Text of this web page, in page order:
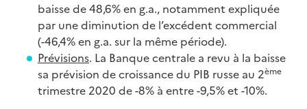
baisse de 48,6% en g.a., notamment expliquée
par une diminution de l’excédent commercial
(-46,4% en g.a. sur la même période).
Prévisions. La Banque centrale a revu à la baisse
sa prévision de croissance du PIB russe au 2ème
trimestre 2020 de -8% à entre -9,5% et -10%.